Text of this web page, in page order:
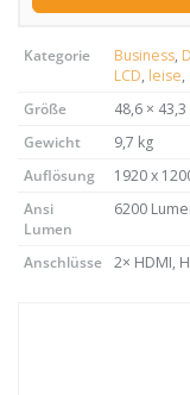
Kategorie Business,
LCD, leise,
Größe
48,6 ×
Gewicht
9,7 kg
Auflösung
1920 x
Ansi
Lumen
6200
Anschlüsse 2× HDMI,